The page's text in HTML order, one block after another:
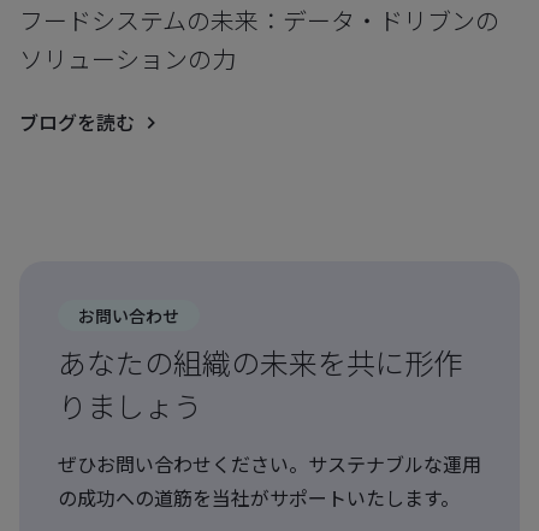
フードシステムの未来：データ・ドリブンの
ソリューションの力
ブログを読む
お問い合わせ
あなたの組織の未来を共に形作
りましょう
ぜひお問い合わせください。サステナブルな運用
の成功への道筋を当社がサポートいたします。